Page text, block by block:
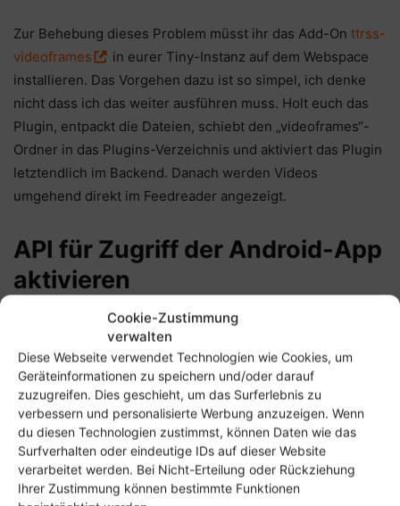
Cookie-Zustimmung
verwalten
Diese Webseite verwendet Technologien wie Cookies, um
Geräteinformationen zu speichern und/oder darauf
zuzugreifen. Dies geschieht, um das Surferlebnis zu
verbessern und personalisierte Werbung anzuzeigen. Wenn
du diesen Technologien zustimmst, können Daten wie das
Surfverhalten oder eindeutige IDs auf dieser Website
verarbeitet werden. Bei Nicht-Erteilung oder Rückziehung
Ihrer Zustimmung können bestimmte Funktionen
Zur Behebung dieses Problem müsst ihr das Add-On ttrss-
videoframes
in eurer Tiny-Instanz auf dem Webspace
installieren. Das Vorgehen dazu ist so simpel, ich denke
nicht dass ich das weiter ausführen muss. Holt euch das
Plugin, entpackt die Dateien, schiebt den „videoframes“-
Ordner in das Plugins-Verzeichnis und aktiviert das Plugin
letztendlich im Backend. Danach werden Videos
umgehend direkt im Feedreader angezeigt.
API für Zugriff der Android-App
aktivieren
Wie ich eingangs geschrieben habe, gibt es eine
RSS-App für Android
. Die Anwendung ist Open-Source,
allerdings lässt die Version aus dem Play Store nur sieben
Tage lang gratis nutzen. Danach müsst ihr einen
für knapp etwas mehr als 1,50 Euro kaufen. Warum nicht,
eine kleines Eis kostet mehr. Wer knausrig ist, kann die
Android-App jedoch auch über den Android Open-Source
MarketF-Droid
installieren. Großartige Nachteile habt